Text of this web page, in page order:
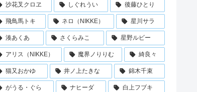
沙花叉クロヱ しぐれうい 後藤ひとり
飛鳥馬トキ ネロ（NIKKE） 星川サラ
湊あくあ さくらみこ 星野ルビー
アリス（NIKKE） 魔界ノりりむ 綺良々
猫又おかゆ 井ノ上たきな 錦木千束
がうる・ぐら ナヒーダ 白上フブキ